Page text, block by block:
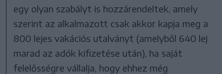
egy olyan szabályt is hozzárendeltek, amely
szerint az alkalmazott csak akkor kapja meg a
800 lejes vakációs utalványt (amelyből 640 lej
marad az adók kifizetése után), ha saját
felelősségre vállalja, hogy ehhez még